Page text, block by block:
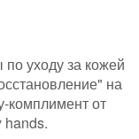
уходу за кожей
на
комплимент от
hands.